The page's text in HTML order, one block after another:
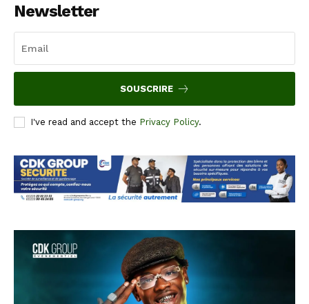
Newsletter
SOUSCRIRE
I've read and accept the Privacy Policy.